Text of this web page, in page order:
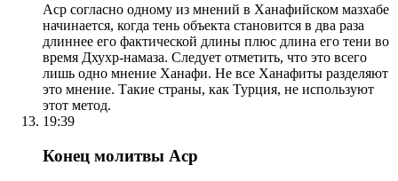
Аср согласно одному из мнений в Ханафийском мазхабе
начинается, когда тень объекта становится в два раза
длиннее его фактической длины плюс длина его тени во
время Дхухр-намаза. Следует отметить, что это всего
лишь одно мнение Ханафи. Не все Ханафиты разделяют
это мнение. Такие страны, как Турция, не используют
этот метод.
19:39
Конец молитвы Аср